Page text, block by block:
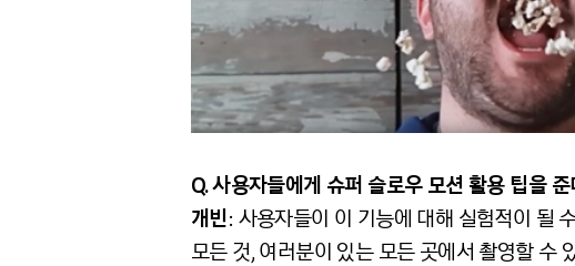
Q. 사용자들에게 슈퍼 슬로우 모션 활용 팁을 준
개빈: 사용자들이 이 기능에 대해 실험적이 될
모든 것, 여러분이 있는 모든 곳에서 촬영할 수